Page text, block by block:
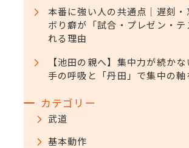
本番に強い人の共通点｜遅刻・
ボり癖が「試合・プレゼン・テ
れる理由
【池田の親へ】集中力が続か
手の呼吸と「丹田」で集中の軸
カテゴリー
武道
基本動作